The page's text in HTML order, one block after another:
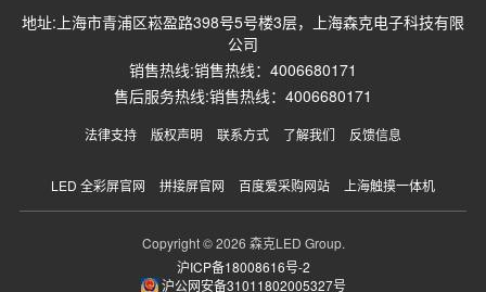
地址:上海市青浦区崧盈路398号5号楼3层，上海森克电子科技有限
公司
销售热线:销售热线：4006680171
售后服务热线:销售热线：4006680171
法律支持 版权声明 联系方式 了解我们 反馈信息
LED 全彩屏官网 拼接屏官网 百度爱采购网站 上海触摸一体机
Copyright © 2026 森克LED Group.
沪ICP备18008616号-2
沪公网安备31011802005327号